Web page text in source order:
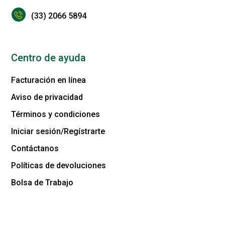
(33) 2066 5894
Centro de ayuda
Facturación en línea
Aviso de privacidad
Términos y condiciones
Iniciar sesión/Regístrarte
Contáctanos
Políticas de devoluciones
Bolsa de Trabajo